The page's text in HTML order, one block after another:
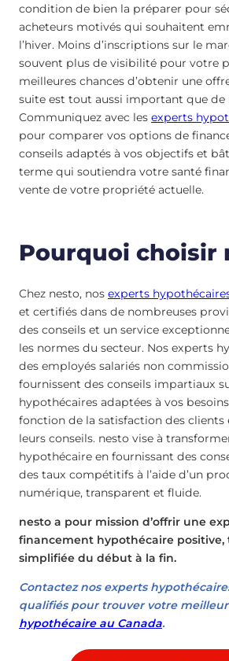
condition de bien la préparer pour
acheteurs motivés qui souhaitent
l’hiver. Moins d’inscriptions sur le
souvent plus de visibilité pour votre
meilleures chances d’obtenir une
suite est tout aussi important que de
Communiquez avec les experts
pour comparer vos options de
conseils adaptés à vos objectifs et
terme qui soutiendra votre santé
vente de votre propriété actuelle.
Pourquoi choisir
Chez nesto, nos experts
et certifiés dans de nombreuses
des conseils et un service
les normes du secteur. Nos experts
des employés salariés non
fournissent des conseils impartiaux
hypothécaires adaptées à vos
fonction de la satisfaction des clients
leurs conseils. nesto vise à
hypothécaire en fournissant des
des taux compétitifs à l’aide d’un
numérique, transparent et fluide.
nesto a pour mission d’offrir une
financement hypothécaire positive,
simplifiée du début à la fin.
Contactez nos experts
qualifiés pour trouver votre meilleur
hypothécaire au Canada.